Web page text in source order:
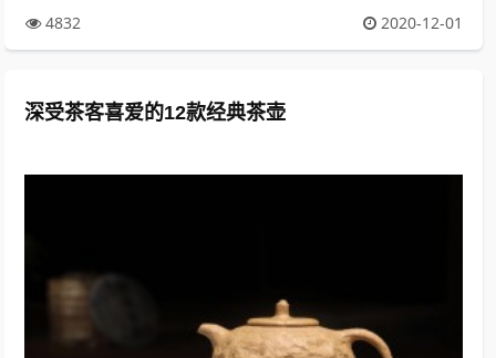
4832 2020-12-01
深受茶客喜爱的12款经典茶壶